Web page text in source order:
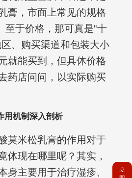
膏，市面上常见的规格
至于价格，那可真是“十
、购买渠道和包装大小
就能买到，但具体价格
药店问问，以实际购买
用机制深入剖析
莫米松乳膏的作用对于
体现在哪里呢？其实，
身主要用于治疗湿疹、
立